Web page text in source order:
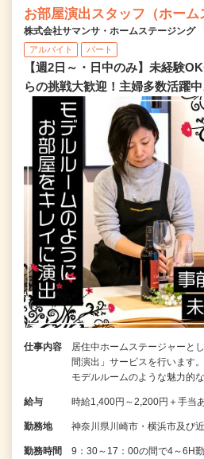
お部屋演出スタッフ（ホーム
株式会社サマンサ・ホームステージング
アルバイト パート
【週2日～・日中のみ】未経験
らの挑戦大歓迎！主婦多数活躍
仕事内容
居住中ホームステージャーと
間演出」サービスを行います
モデルルームのような魅力的
給与 時給1,400円～2,200円＋手当
勤務地 神奈川県川崎市・横浜市及
勤務時間
9：30～17：00の間で4～6H